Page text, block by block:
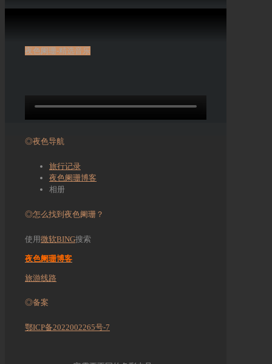
夜色阑珊-精选音乐
◎夜色导航
旅行记录
夜色阑珊博客
相册
◎怎么找到夜色阑珊？
使用微软BING搜索
夜色阑珊博客
旅游线路
◎备案
鄂ICP备2022002265号-7